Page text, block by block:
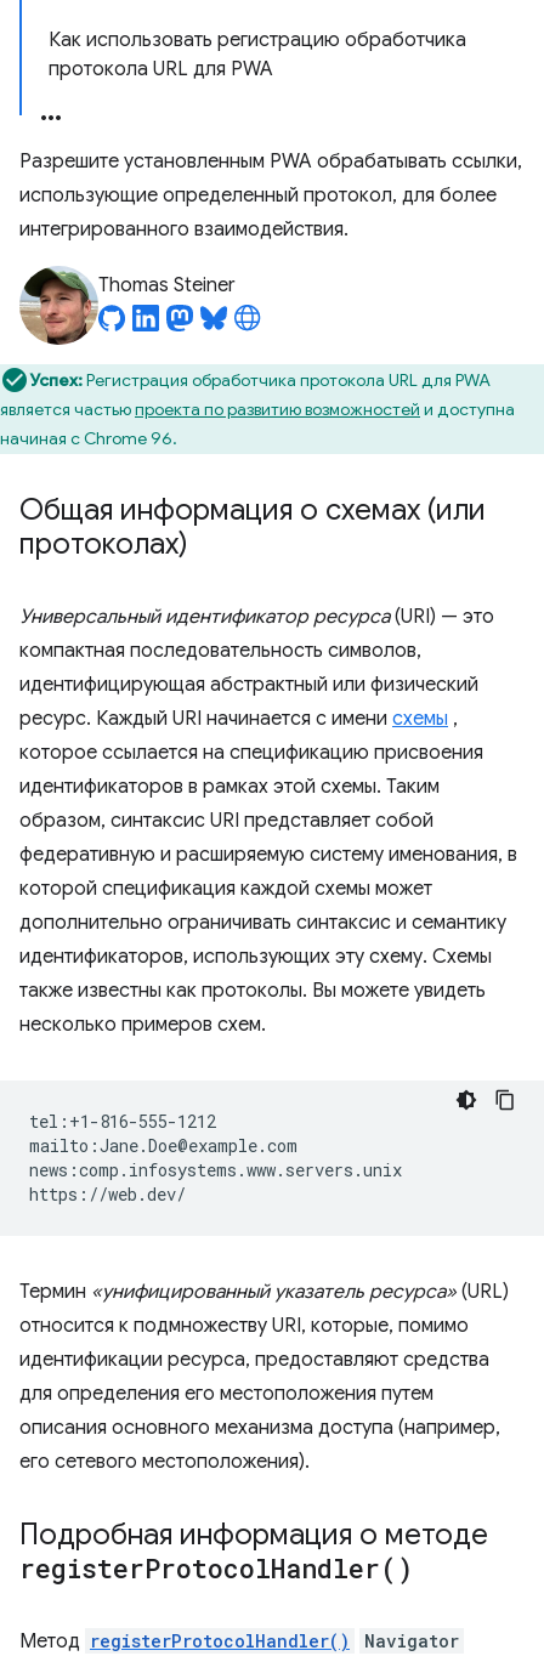
Как использовать регистрацию обработчика
протокола URL для PWA
Разрешите установленным PWA обрабатывать ссылки,
использующие определенный протокол, для более
интегрированного взаимодействия.
Thomas Steiner
Успех:Регистрация обработчика протокола URL для PWA
является частьюпроекта по развитию возможностей и доступна
начиная с Chrome 96.
Общая информация о схемах (или
протоколах)
Универсальный идентификатор ресурса(URI) — это
компактная последовательность символов,
идентифицирующая абстрактный или физический
ресурс. Каждый URI начинается с имени схемы ,
которое ссылается на спецификацию присвоения
идентификаторов в рамках этой схемы. Таким
образом, синтаксис URI представляет собой
федеративную и расширяемую систему именования, в
которой спецификация каждой схемы может
дополнительно ограничивать синтаксис и семантику
идентификаторов, использующих эту схему. Схемы
также известны как протоколы. Вы можете увидеть
несколько примеров схем.
tel:+1-816-555-1212
mailto:Jane.Doe@example.com
news:comp.infosystems.www.servers.unix
Термин «унифицированный указатель ресурса» (URL)
относится к подмножеству URI, которые, помимо
идентификации ресурса, предоставляют средства
для определения его местоположения путем
описания основного механизма доступа (например,
его сетевого местоположения).
Подробная информация о методе
registerProtocolHandler( )
Метод registerProtocolHandler() Navigator